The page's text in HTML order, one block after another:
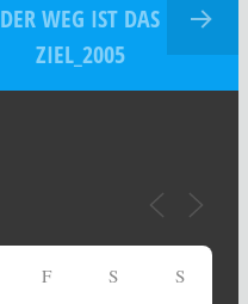
DER WEG IST DAS
ZIEL_2005
F S S